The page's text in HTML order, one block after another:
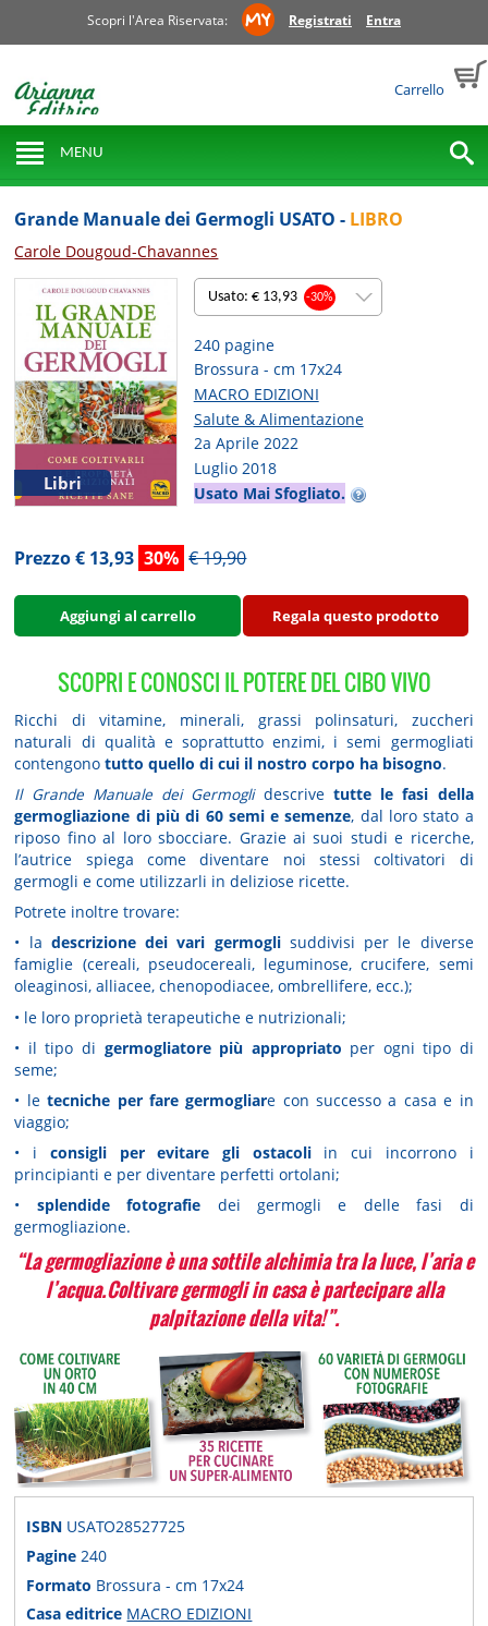
Scopri l'Area Riservata: Registrati Entra
Carrello
MENU
Grande Manuale dei Germogli USATO - LIBRO
Carole Dougoud-Chavannes
Libri
Usato: € 13,93-30%
240 pagine
Brossura - cm 17x24
MACRO EDIZIONI
Salute & Alimentazione
2a Aprile 2022
Luglio 2018
Usato Mai Sfogliato.
Prezzo € 13,93 30% € 19,90
Aggiungi al carrello Regala questo prodotto
SCOPRI E CONOSCI IL POTERE DEL CIBO VIVO
Ricchi di vitamine, minerali, grassi polinsaturi, zuccheri
naturali di qualità e soprattutto enzimi, i semi germogliati
contengonotutto quello di cui il nostro corpo ha bisogno.
Il Grande Manuale dei Germoglidescrive tutte le fasi della
germogliazione di più di 60 semi e semenze, dal loro stato a
riposo fino al loro sbocciare. Grazie ai suoi studi e ricerche,
l’autrice spiega come diventare noi stessi coltivatori di
germogli e come utilizzarli in deliziose ricette.
Potrete inoltre trovare:
• la descrizione dei vari germoglisuddivisi per le diverse
famiglie (cereali, pseudocereali, leguminose, crucifere, semi
oleaginosi, alliacee, chenopodiacee, ombrellifere, ecc.);
• le loro proprietà terapeutiche e nutrizionali;
• il tipo di germogliatore più appropriato per ogni tipo di
seme;
• letecniche per fare germogliare con successo a casa e in
viaggio;
• i consigli per evitare gli ostacoliin cui incorrono i
principianti e per diventare perfetti ortolani;
• splendide fotografie dei germogli e delle fasi di
germogliazione.
“La germogliazione è una sottile alchimia tra la luce, l’aria e
l’acqua.Coltivare germogli in casa è partecipare alla
palpitazione della vita!”.
ISBN USATO28527725
Pagine240
Formato Brossura - cm 17x24
Casa editrice MACRO EDIZIONI